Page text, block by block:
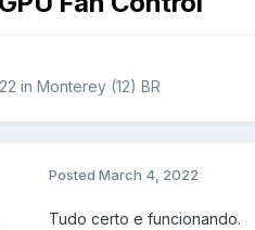
in Monterey (12) BR
Posted March 4, 2022
Tudo certo e funcionando.